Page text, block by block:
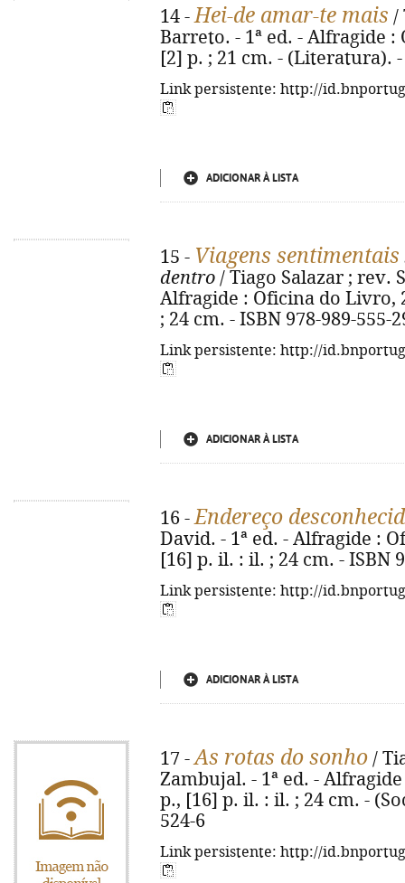
14 -Hei-de amar-te mais /
Barreto. - 1ª ed. - Alfragide
[2] p. ; 21 cm. - (Literatura). -
Link persistente: http://
ADICIONAR À LISTA
15 - Viagens sentimentais
dentro / Tiago Salazar ; rev.
Alfragide : Oficina do Livro,
; 24 cm. - ISBN 978-989-555-
Link persistente: http://
ADICIONAR À LISTA
16 -Endereço
David. - 1ª ed. - Alfragide :
[16] p. il. : il. ; 24 cm. - ISBN
Link persistente: http://
ADICIONAR À LISTA
17 -As rotas do sonho /
Zambujal. - 1ª ed. -
p., [16] p. il. : il. ; 24 cm. -
524-6
Link persistente: http://